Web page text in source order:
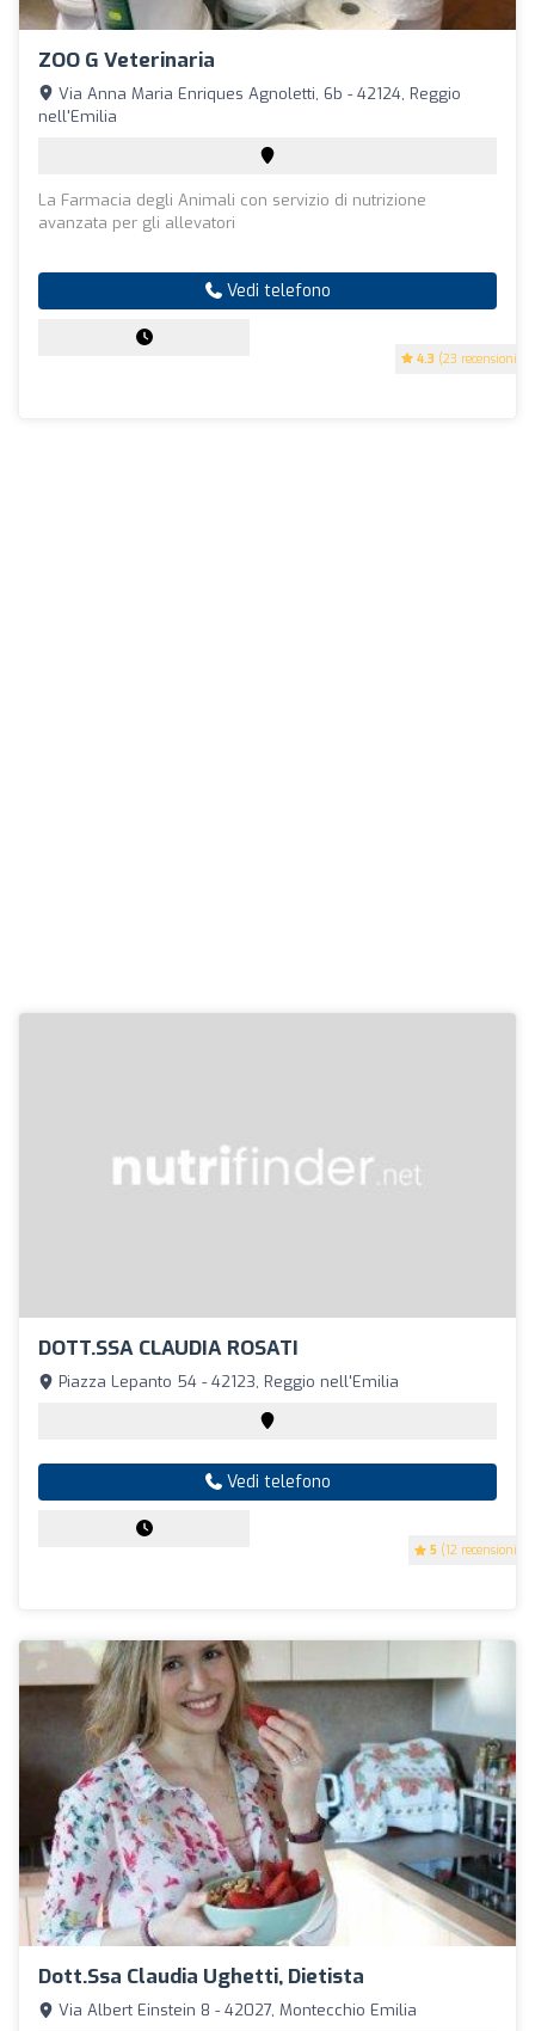
ZOO G Veterinaria
4.3 (23 recensioni)
Via Anna Maria Enriques Agnoletti, 6b - 42124, Reggio
nell'Emilia
La Farmacia degli Animali con servizio di nutrizione
avanzata per gli allevatori
Vedi telefono
DOTT.SSA CLAUDIA ROSATI
5 (12 recensioni)
Piazza Lepanto 54 - 42123, Reggio nell'Emilia
Vedi telefono
Dott.ssa Claudia Ughetti, Dietista
Via Albert Einstein 8 - 42027, Montecchio Emilia